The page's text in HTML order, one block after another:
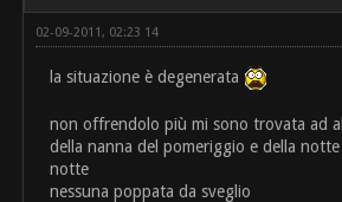
02-09-2011, 02:23 14
la situazione è degenerata
non offrendolo più mi sono trovata ad
della nanna del pomeriggio e della
notte
nessuna poppata da sveglio